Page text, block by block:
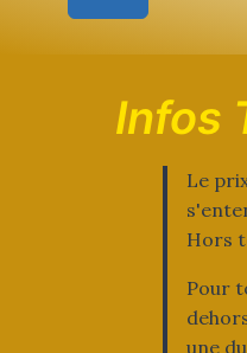
Infos
Le
Hors
Pour
une